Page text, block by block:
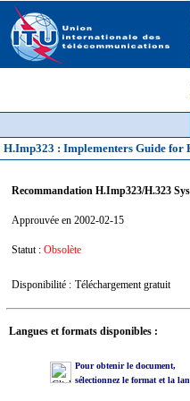
H.Imp323 : Implementers Guide for
Recommandation H.Imp323/H.323
Approuvée en 2002-02-15
Statut : Obsolète
Disponibilité : Téléchargement gratuit
Langues et formats disponibles :
Pour obtenir le document,
sélectionnez le format et la